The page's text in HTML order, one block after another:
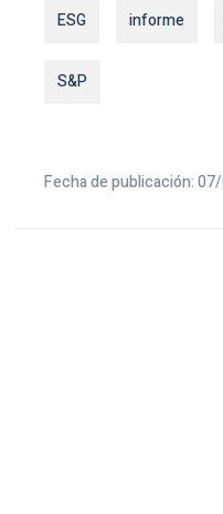
ESG informe
S&P
Fecha de publicación: